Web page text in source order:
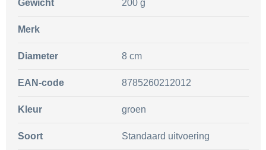
Gewicht 200 g
Merk
Diameter 8 cm
EAN-code 8785260212012
Kleur groen
Soort Standaard uitvoering